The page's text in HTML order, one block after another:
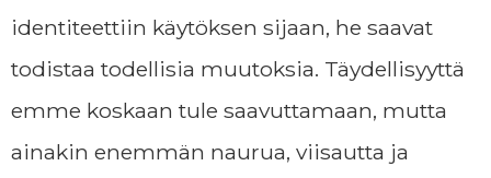
identiteettiin käytöksen sijaan, he saavat
todistaa todellisia muutoksia. Täydellisyyttä
emme koskaan tule saavuttamaan, mutta
ainakin enemmän naurua, viisautta ja